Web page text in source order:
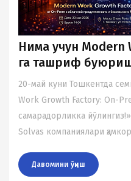
Нима учун Modern
га ташриф
20-май куни Тошкентда
Work Growth Factory: On-
самарадорликка
Solvas компаниялари
Давомини ўқиш